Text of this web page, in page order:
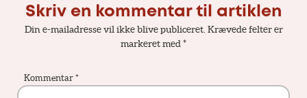
Skriv en kommentar til artiklen
Din e-mailadresse vil ikke blive publiceret. Krævede felter er
markeret med*
Kommentar *